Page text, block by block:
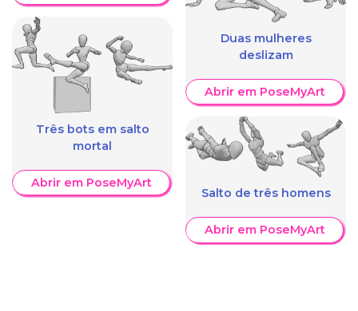
Três bots em salto
mortal
Abrir em PoseMyArt
Duas mulheres
deslizam
Abrir em PoseMyArt
Salto de três homens
Abrir em PoseMyArt